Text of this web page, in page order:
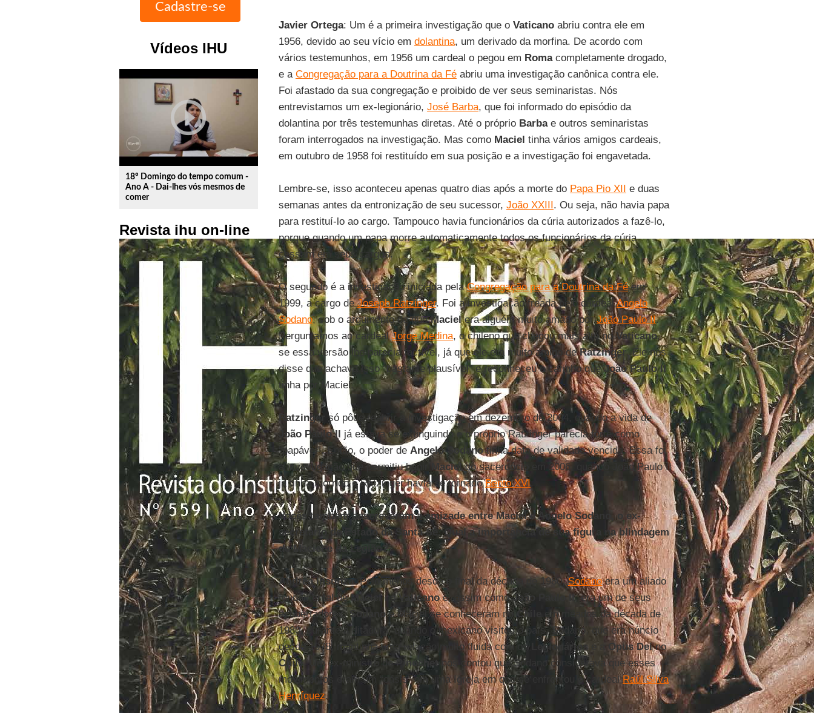
Vídeos IHU
play_circle_outline
18º Domingo do tempo comum -
Ano A - Dai-lhes vós mesmos de
comer
Revista ihu on-line
Javier Ortega: Um é a primeira investigação que o Vaticanoabriu contra ele em
1956, devido ao seu vício em dolantina, um derivado da morfina. De acordo com
vários testemunhos, em 1956 um cardeal o pegou em Romacompletamente drogado,
e a Congregação para a Doutrina da Féabriu uma investigação canônica contra ele.
Foi afastado da sua congregação e proibido de ver seus seminaristas. Nós
entrevistamos um ex-legionário, José Barba, que foi informado do episódio da
dolantina por três testemunhas diretas. Até o próprio Barbae outros seminaristas
foram interrogados na investigação. Mas como Maciel tinha vários amigos cardeais,
em outubro de 1958 foi restituído em sua posição e a investigação foi engavetada.
Lembre-se, isso aconteceu apenas quatro dias após a morte do Papa Pio XII e duas
semanas antes da entronização de seu sucessor, João XXIII. Ou seja, não havia papa
para restituí-lo ao cargo. Tampouco havia funcionários da cúria autorizados a fazê-lo,
porque quando um papa morre automaticamente todos os funcionários da cúria
cessam em seus cargos.
O segundo é a investigação iniciada pelaCongregação para a Doutrina da Féem
1999, a cargo deJoseph Ratzinger. Foi a investigação freada pelo cardealAngelo
Sodano, sob o argumento de queMacielera alguém muito amado porJoão Paulo II.
Perguntamos ao cardealJorge Medina, o chileno que chegou mais alto noVaticano,
se essa versão lhe parecia factível, já que ele era muito amigo deRatzinger. Ele nos
disse que achava isso “bastante plausível” e reconheceu o carinho queJoão Paulo II
tinha por Maciel.
Ratzinger só pôde reabrir a investigação em dezembro de 2004, quando a vida de
João Paulo II já estava se extinguindo e o próprio Ratzinger parecia forte como
“papável”. Então, o poder de Angelo Sodanotinha data de validade vencida. Essa foi
a investigação que permitiu banir
Macieldo sacerdócio em 2006, quando João Paulo II
já tinha morrido e Ratzinger havia se tornadoBento XVI.
Vocês também descreveram a amizade entre Maciel e Angelo Sodano, o ex-
secretário de Estado da Santa Sé. Qual a importância de sua figura na blindagem
de Maciel e da Legião?
Andrea Insunza: Pelo menos desde o final da década de 1980,Sodanoera um aliado
fundamental deMacielnoVaticanoe, assim comoJoão Paulo II, era um de seus
acobertadores.Sodanoe Maciel se conheceram noChile
em meados da década de
1980, durante a ditadura, quando o mexicano visitou o país. Sodano, que era núncio
desde 1978, mantinha uma relação muito fluida com os
Legionários e a Opus Deino
Chile. Um ex-ministro dePinochetnos contou que Sodano considerava que esses
movimentos eram um “oásis” em uma Igreja em que se enfrentou o cardealRaúl Silva
Henríquez.